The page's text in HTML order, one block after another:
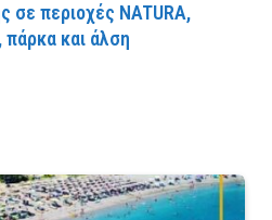
σε περιοχές NATURA,
πάρκα και άλση